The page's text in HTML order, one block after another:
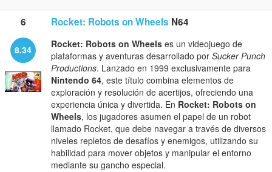
6 Rocket: Robots on Wheels N64
8.34 Rocket: Robots on Wheels es un videojuego de
plataformas y aventuras desarrollado por Sucker Punch
Productions. Lanzado en 1999 exclusivamente para
Nintendo 64, este título combina elementos de
exploración y resolución de acertijos, ofreciendo una
experiencia única y divertida. En Rocket: Robots on
Wheels, los jugadores asumen el papel de un robot
llamado Rocket, que debe navegar a través de diversos
niveles repletos de desafíos y enemigos, utilizando su
habilidad para mover objetos y manipular el entorno
mediante su gancho especial.